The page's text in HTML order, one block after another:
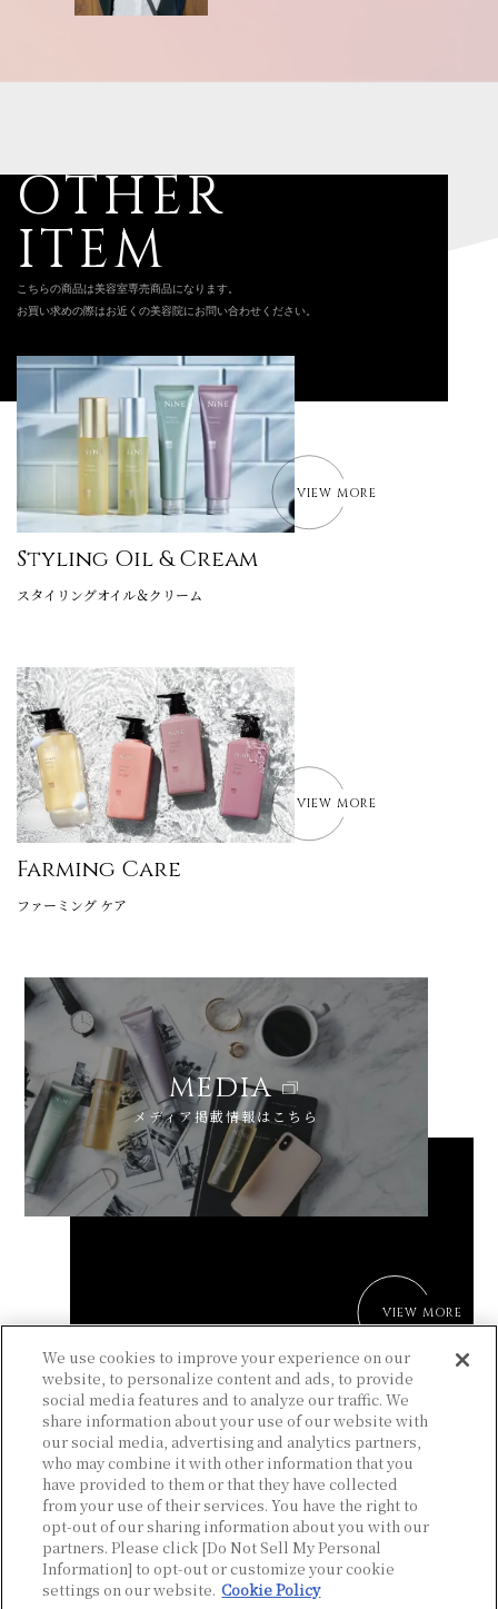
OTHER
ITEM
こちらの商品は美容室専売商品になります。
お買い求めの際はお近くの美容院にお問い合わせください。
Styling Oil & Cream
スタイリングオイル＆クリーム
VIEW MORE
Farming Care
ファーミング ケア
VIEW MORE
MEDIA
メディア掲載情報はこちら
VIEW MORE
利用規約
お問い合わせ窓口
個人情報保護方針
We use cookies to improve your experience on our
website, to personalize content and ads, to provide
social media features and to analyze our traffic. We
share information about your use of our website with
our social media, advertising and analytics partners,
who may combine it with other information that you
have provided to them or that they have collected
from your use of their services. You have the right to
opt-out of our sharing information about you with our
partners. Please click [Do Not Sell My Personal
Information] to opt-out or customize your cookie
settings on our website. Cookie Policy